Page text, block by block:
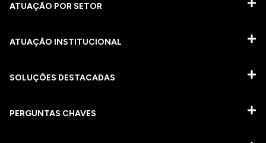
ATUAÇÃO POR SETOR
ATUAÇÃO INSTITUCIONAL
SOLUÇÕES DESTACADAS
PERGUNTAS CHAVES​